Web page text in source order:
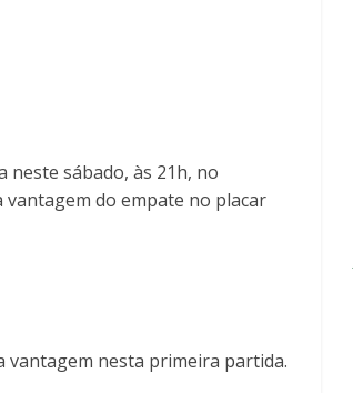
neste sábado, às 21h, no
vantagem do empate no placar
nesta primeira partida.